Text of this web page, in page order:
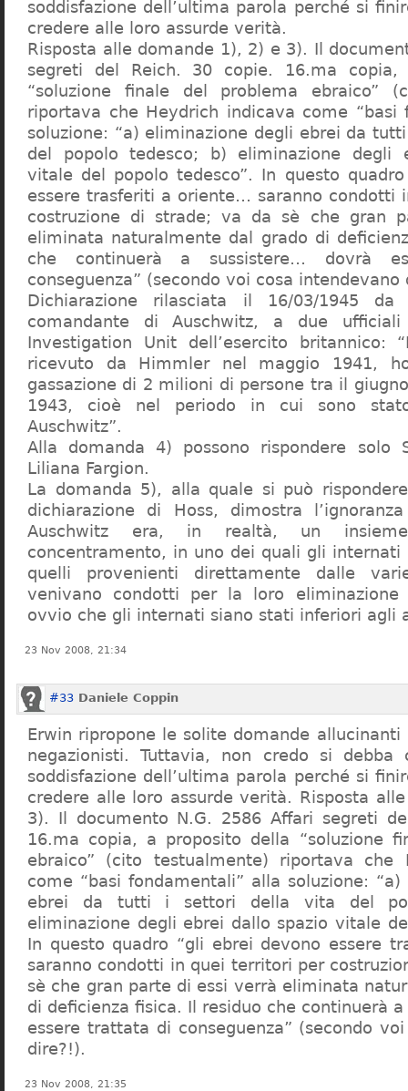
soddisfazione dell’ultima parola perché si
credere alle loro assurde verità.
Risposta alle domande 1), 2) e 3). Il
segreti del Reich. 30 copie. 16.ma copia,
“soluzione finale del problema ebraico”
riportava che Heydrich indicava come “basi
soluzione: “a) eliminazione degli ebrei da
del popolo tedesco; b) eliminazione degli
vitale del popolo tedesco”. In questo
essere trasferiti a oriente… saranno condotti
costruzione di strade; va da sè che gran
eliminata naturalmente dal grado di
che continuerà a sussistere… dovrà
conseguenza” (secondo voi cosa intendevano
Dichiarazione rilasciata il 16/03/1945
comandante di Auschwitz, a due
Investigation Unit dell’esercito britannico:
ricevuto da Himmler nel maggio 1941,
gassazione di 2 milioni di persone tra il
1943, cioè nel periodo in cui sono
Auschwitz”.
Alla domanda 4) possono rispondere solo
Liliana Fargion.
La domanda 5), alla quale si può
dichiarazione di Hoss, dimostra
Auschwitz era, in realtà, un
concentramento, in uno dei quali gli
quelli provenienti direttamente dalle
venivano condotti per la loro eliminazione
ovvio che gli internati siano stati inferiori agli
23 Nov 2008, 21:34
#33 Daniele Coppin
Erwin ripropone le solite domande
negazionisti. Tuttavia, non credo si debba
soddisfazione dell’ultima parola perché si
credere alle loro assurde verità. Risposta
3). Il documento N.G. 2586 Affari segreti
16.ma copia, a proposito della “soluzione
ebraico” (cito testualmente) riportava che
come “basi fondamentali” alla soluzione:
ebrei da tutti i settori della vita del
eliminazione degli ebrei dallo spazio vitale
In questo quadro “gli ebrei devono essere
saranno condotti in quei territori per
sè che gran parte di essi verrà eliminata
di deficienza fisica. Il residuo che continuerà
essere trattata di conseguenza” (secondo
dire?!).
23 Nov 2008, 21:35